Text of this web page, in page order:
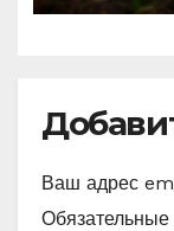
Ваш адрес